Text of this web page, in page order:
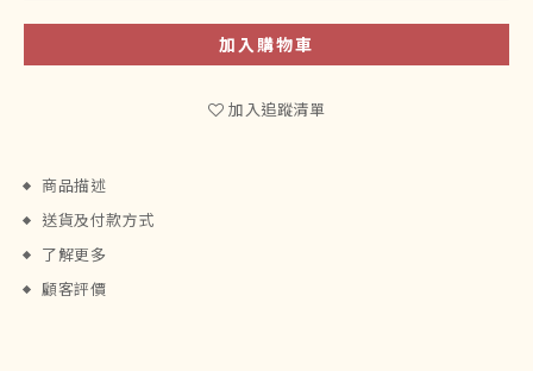
加入購物車
加入追蹤清單
商品描述
送貨及付款方式
了解更多
顧客評價